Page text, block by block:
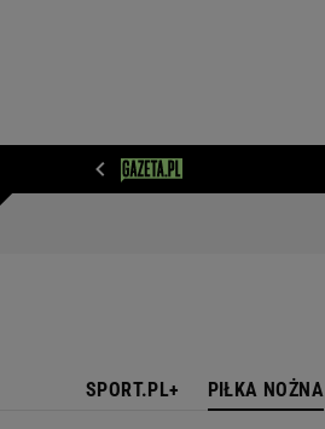
SPORT.PL+ PIŁKA NOŻNA